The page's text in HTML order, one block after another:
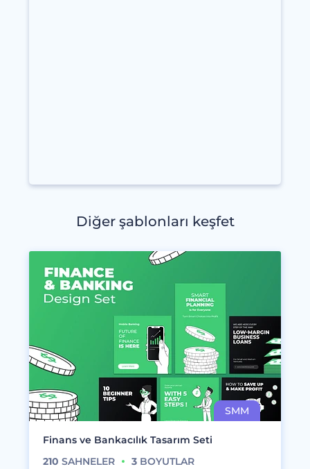
Diğer şablonları keşfet
Finans ve Bankacılık Tasarım Seti
210 SAHNELER 3 BOYUTLAR